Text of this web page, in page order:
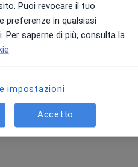
Puoi revocare il tuo
preferenze in qualsiasi
saperne di più, consulta la
impostazioni
Accetto